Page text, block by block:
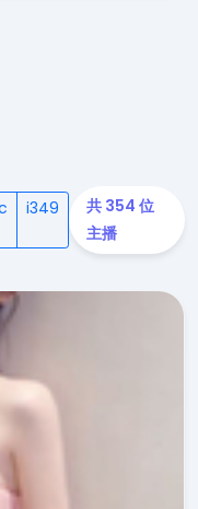
i349
共 354 位
主播